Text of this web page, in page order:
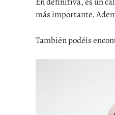
más importante.
También podéis